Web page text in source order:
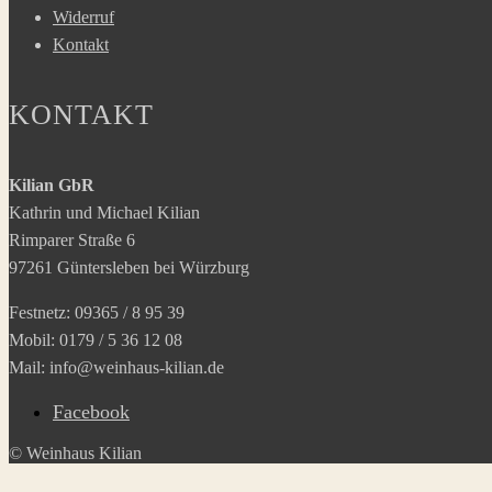
Widerruf
Kontakt
KONTAKT
Kilian GbR
Kathrin und Michael Kilian
Rimparer Straße 6
97261 Güntersleben bei Würzburg
Festnetz: 09365 / 8 95 39
Mobil: 0179 / 5 36 12 08
Mail: info@weinhaus-kilian.de
Facebook
© Weinhaus Kilian